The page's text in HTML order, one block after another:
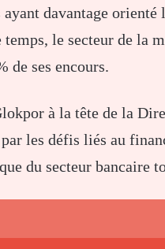
davantage
le secteur de la
de ses encours.
à la tête de la
les défis liés au
du secteur bancaire